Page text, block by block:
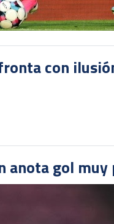
con
gol muy